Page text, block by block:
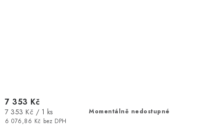
Momentálně nedostupné
6 076,86 Kč bez DPH
7 353 Kč
Měrná
cena:
7 353 Kč / 1 ks